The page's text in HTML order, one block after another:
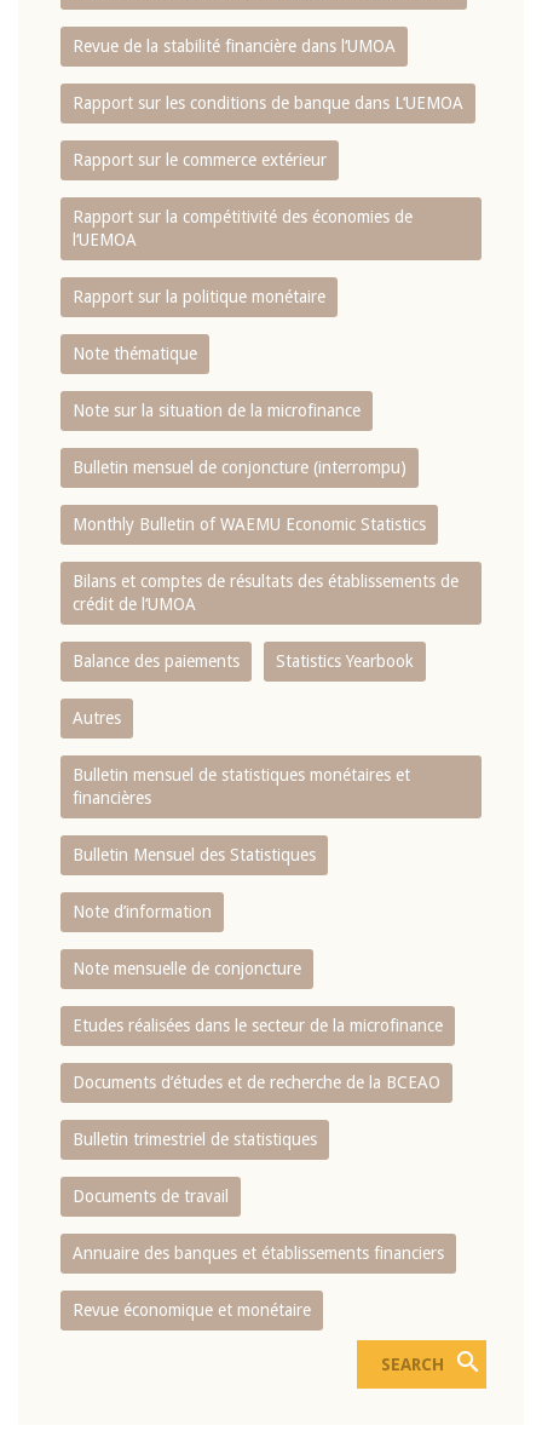
Revue de la stabilité financière dans l‘UMOA
Rapport sur les conditions de banque dans L‘UEMOA
Rapport sur le commerce extérieur
Rapport sur la compétitivité des économies de
l‘UEMOA
Rapport sur la politique monétaire
Note thématique
Note sur la situation de la microfinance
Bulletin mensuel de conjoncture (interrompu)
Monthly Bulletin of WAEMU Economic Statistics
Bilans et comptes de résultats des établissements de
crédit de l‘UMOA
Balance des paiements Statistics Yearbook
Autres
Bulletin mensuel de statistiques monétaires et
financières
Bulletin Mensuel des Statistiques
Note d’information
Note mensuelle de conjoncture
Etudes réalisées dans le secteur de la microfinance
Documents d’études et de recherche de la BCEAO
Bulletin trimestriel de statistiques
Documents de travail
Annuaire des banques et établissements financiers
Revue économique et monétaire